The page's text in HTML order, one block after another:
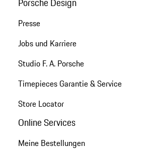
Presse
Jobs und Karriere
Studio F. A. Porsche
Timepieces Garantie & Service
Store Locator
Online Services
Meine Bestellungen